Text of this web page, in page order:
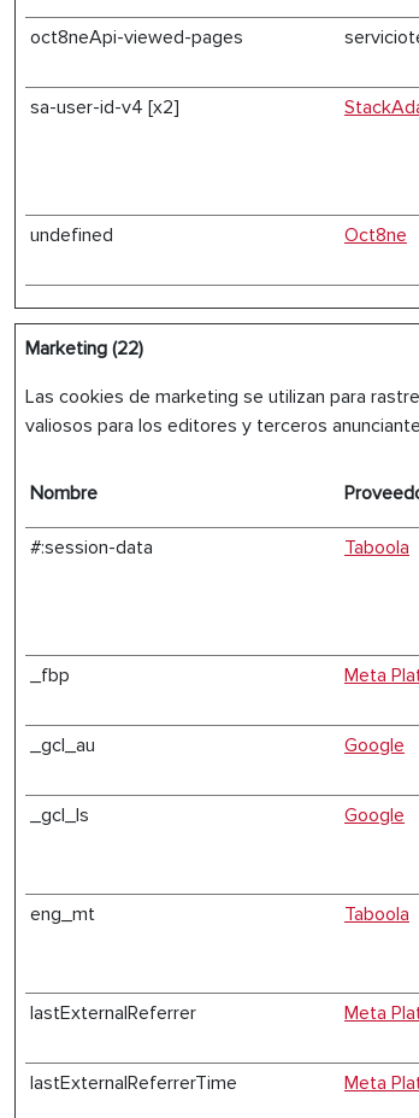
oct8neApi-viewed-pages
sa-user-id-v4 [x2]
undefined Oct8ne
Marketing (22)
Las cookies de marketing se utilizan para
valiosos para los editores y terceros
Nombre
#:session-data Taboola
_fbp Meta
_gcl_au Google
_gcl_ls Google
eng_mt Taboola
lastExternalReferrer Meta
lastExternalReferrerTime
Meta